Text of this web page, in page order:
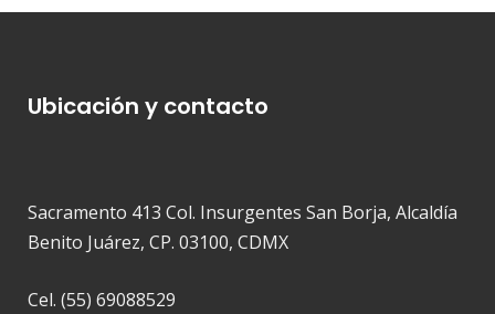
Ubicación y contacto
Sacramento 413 Col. Insurgentes San Borja, Alcaldía
Benito Juárez, CP. 03100, CDMX
Cel. (55) 69088529